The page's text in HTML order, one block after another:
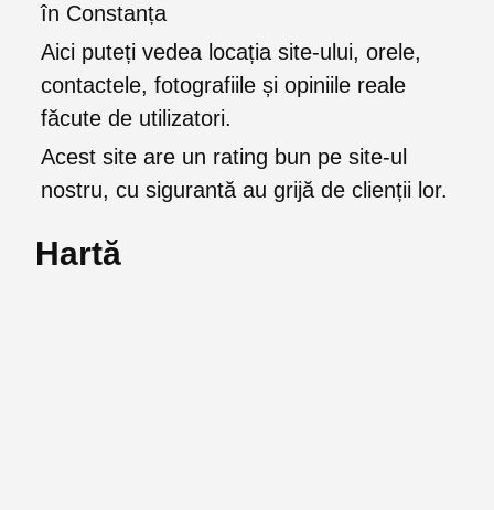
în Constanța
Aici puteți vedea locația site-ului, orele,
contactele, fotografiile și opiniile reale
făcute de utilizatori.
Acest site are un rating bun pe site-ul
nostru, cu sigurantă au grijă de clienții lor.
Hartă